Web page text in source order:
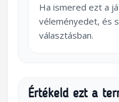
Ha ismered ezt a
véleményedet, és
választásban.
Értékeld ezt a